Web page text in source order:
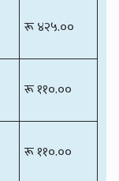
रू ४२५.००
रू ११०.००
रू ११०.००